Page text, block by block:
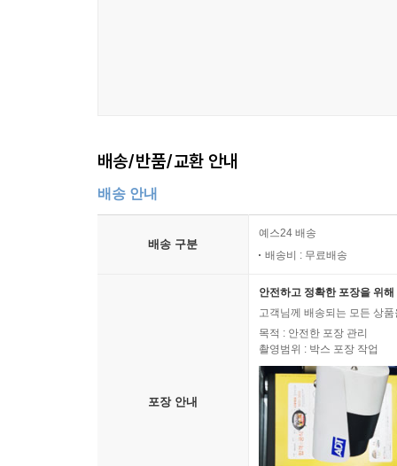
배송/반품/교환 안내
배송 안내
배송 구분
예스24 배송
배송비 : 무료배송
포장 안내
안전하고 정확한 포장을 위
고객님께 배송되는 모든 상
목적 : 안전한 포장 관리
촬영범위 : 박스 포장 작업